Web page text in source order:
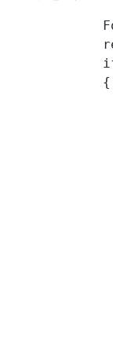
            {